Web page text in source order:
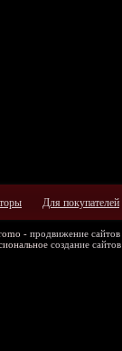
Для покупателей
- продвижение сайтов
создание сайтов